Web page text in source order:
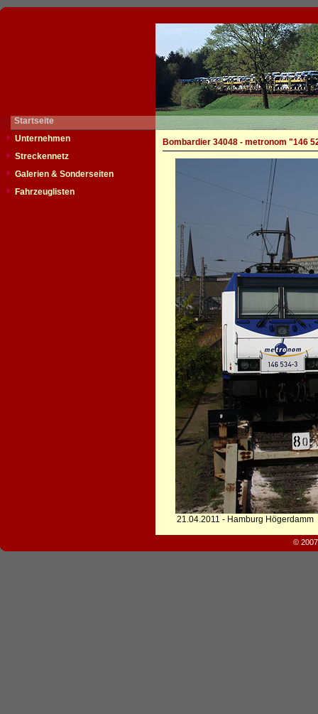
Startseite
Unternehmen
Streckennetz
Galerien & Sonderseiten
Fahrzeuglisten
Bombardier 34048 - metronom "146
21.04.2011 - Hamburg Högerdamm
©